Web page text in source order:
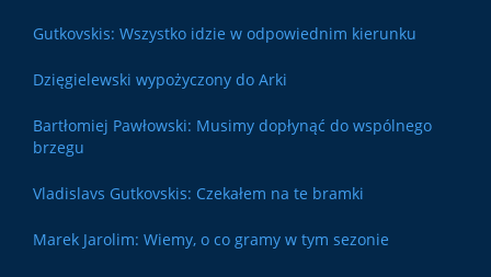
Gutkovskis: Wszystko idzie w odpowiednim kierunku
Dzięgielewski wypożyczony do Arki
Bartłomiej Pawłowski: Musimy dopłynąć do wspólnego
brzegu
Vladislavs Gutkovskis: Czekałem na te bramki
Marek Jarolim: Wiemy, o co gramy w tym sezonie